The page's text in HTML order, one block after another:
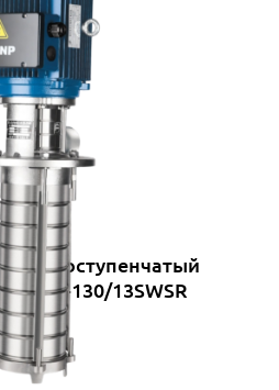
многоступенчатый
130/13SWSR